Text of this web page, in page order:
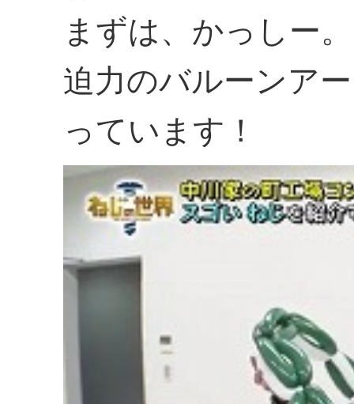
まずは、かっしー。
迫力のバルーンア
っています！